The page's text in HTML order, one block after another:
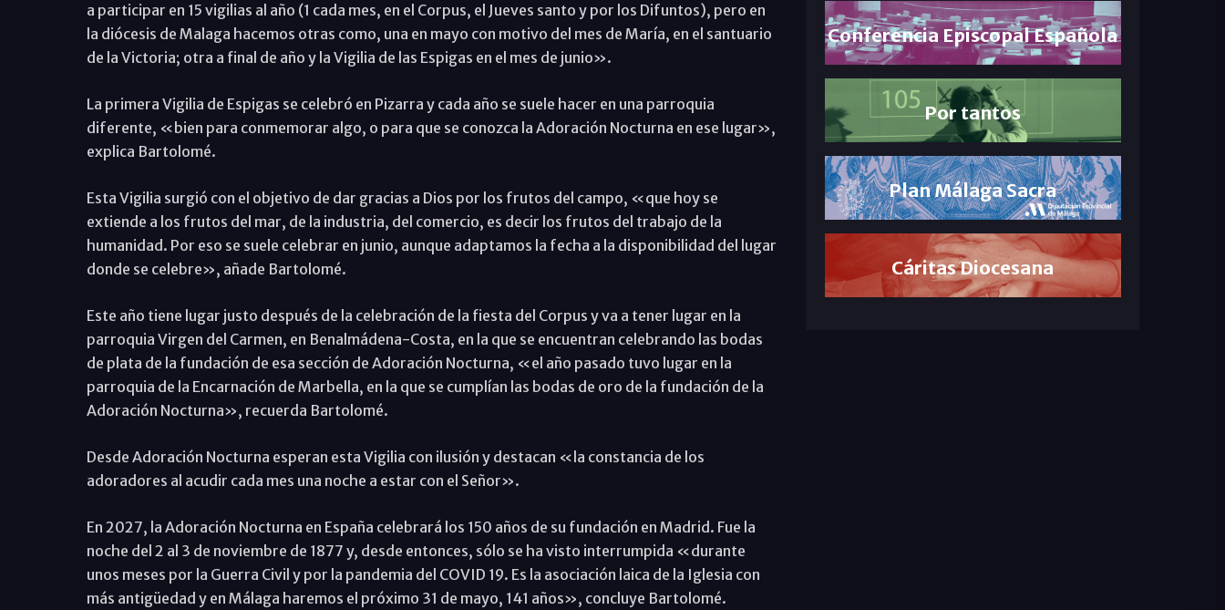
a participar en 15 vigilias al año (1 cada mes, en el Corpus, el Jueves santo y por los Difuntos), pero en
la diócesis de Malaga hacemos otras como, una en mayo con motivo del mes de María, en el santuario
de la Victoria; otra a final de año y la Vigilia de las Espigas en el mes de junio».
La primera Vigilia de Espigas se celebró en Pizarra y cada año se suele hacer en una parroquia
diferente, «bien para conmemorar algo, o para que se conozca la Adoración Nocturna en ese lugar»,
explica Bartolomé.
Esta Vigilia surgió con el objetivo de dar gracias a Dios por los frutos del campo, «que hoy se
extiende a los frutos del mar, de la industria, del comercio, es decir los frutos del trabajo de la
humanidad. Por eso se suele celebrar en junio, aunque adaptamos la fecha a la disponibilidad del lugar
donde se celebre», añade Bartolomé.
Este año tiene lugar justo después de la celebración de la fiesta del Corpus y va a tener lugar en la
parroquia Virgen del Carmen, en Benalmádena-Costa, en la que se encuentran celebrando las bodas
de plata de la fundación de esa sección de Adoración Nocturna, «el año pasado tuvo lugar en la
parroquia de la Encarnación de Marbella, en la que se cumplían las bodas de oro de la fundación de la
Adoración Nocturna», recuerda Bartolomé.
Desde Adoración Nocturna esperan esta Vigilia con ilusión y destacan «la constancia de los
adoradores al acudir cada mes una noche a estar con el Señor».
En 2027, la Adoración Nocturna en España celebrará los 150 años de su fundación en Madrid. Fue la
noche del 2 al 3 de noviembre de 1877 y, desde entonces, sólo se ha visto interrumpida «durante
unos meses por la Guerra Civil y por la pandemia del COVID 19. Es la asociación laica de la Iglesia con
más antigüedad y en Málaga haremos el próximo 31 de mayo, 141 años», concluye Bartolomé.
Conferencia Episcopal Española
Por tantos
Plan Málaga Sacra
Cáritas Diocesana